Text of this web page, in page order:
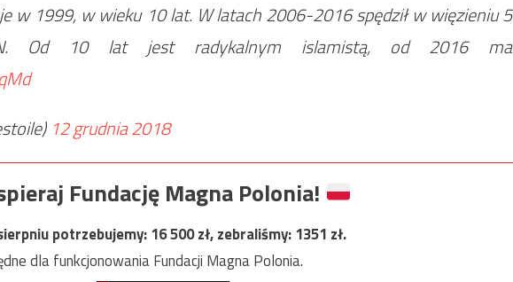
w 1999, w wieku 10 lat. W latach 2006-2016 spędził w więzieniu 5
Od 10 lat jest radykalnym islamistą, od 2016 ma
12 grudnia 2018
Fundację Magna Polonia!
potrzebujemy:16 500zł, zebraliśmy:1351 zł.
dla funkcjonowania Fundacji Magna Polonia.